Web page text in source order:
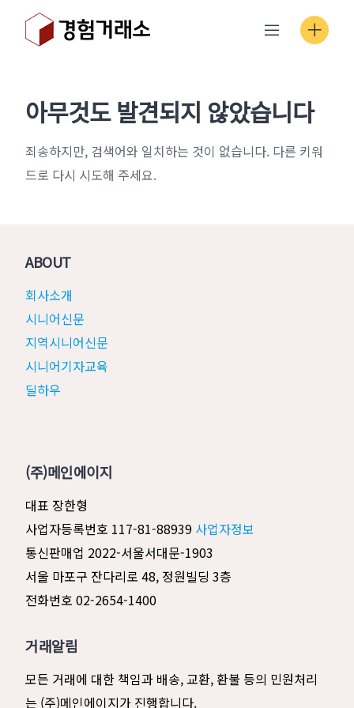
content
아무것도 발견되지 않았습니다
죄송하지만, 검색어와 일치하는 것이 없습니다. 다른 키워
드로 다시 시도해 주세요.
ABOUT
회사소개
시니어신문
지역시니어신문
시니어기자교육
딜하우
(주)메인에이지
대표 장한형
사업자등록번호 117-81-88939 사업자정보
통신판매업 2022-서울서대문-1903
서울 마포구 잔다리로 48, 정원빌딩 3층
전화번호 02-2654-1400
거래알림
모든 거래에 대한 책임과 배송, 교환, 환불 등의 민원처리
는 (주)메인에이지가 진행합니다.